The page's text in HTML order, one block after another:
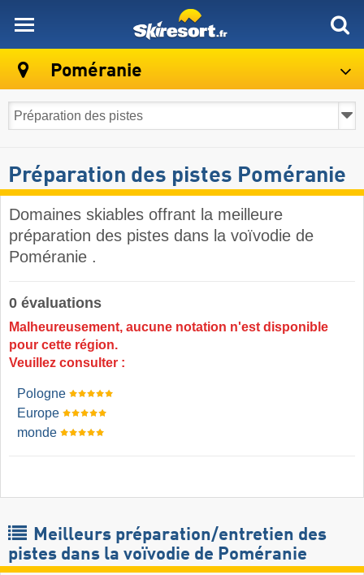
Poméranie
Préparation des pistes Poméranie
Domaines skiables offrant la meilleure
préparation des pistes dans la voïvodie de
Poméranie .
0 évaluations
Malheureusement, aucune notation n'est disponible
pour cette région.
Veuillez consulter :
Pologne
Europe
monde
Meilleurs préparation/entretien des
pistes dans la voïvodie de Poméranie